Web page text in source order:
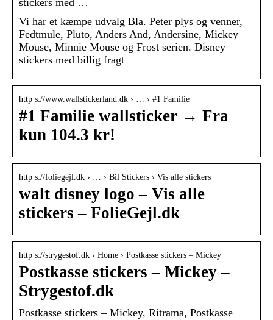
stickers med …
Vi har et kæmpe udvalg Bla. Peter plys og venner,
Fedtmule, Pluto, Anders And, Andersine, Mickey
Mouse, Minnie Mouse og Frost serien. Disney
stickers med billig fragt
http s://www.wallstickerland.dk › … › #1 Familie
#1 Familie wallsticker → Fra
kun 104.3 kr!
http s://foliegejl.dk › … › Bil Stickers › Vis alle stickers
walt disney logo – Vis alle
stickers – FolieGejl.dk
http s://strygestof.dk › Home › Postkasse stickers – Mickey
Postkasse stickers – Mickey –
Strygestof.dk
Postkasse stickers – Mickey, Ritrama, Postkasse